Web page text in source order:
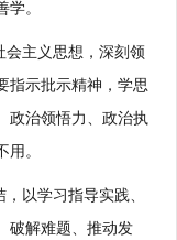
。
主义思想，深刻领
指示批示精神，学思
政治领悟力、政治执
。
以学习指导实践、
破解难题、推动发